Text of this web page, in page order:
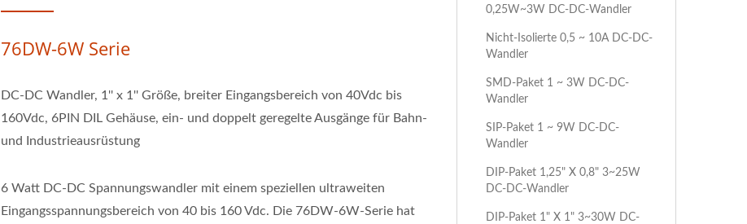
76DW-6W Serie
DC-DC Wandler, 1'' x 1'' Größe, breiter Eingangsbereich von 40Vdc bis
160Vdc, 6PIN DIL Gehäuse, ein- und doppelt geregelte Ausgänge für Bahn-
und Industrieausrüstung
6 Watt DC-DC Spannungswandler mit einem speziellen ultraweiten
Eingangsspannungsbereich von 40 bis 160 Vdc. Die 76DW-6W-Serie hat
0,25W~3W DC-DC-Wandler
Nicht-Isolierte 0,5 ~ 10A DC-DC-
Wandler
SMD-Paket 1 ~ 3W DC-DC-
Wandler
SIP-Paket 1 ~ 9W DC-DC-
Wandler
DIP-Paket 1,25" X 0,8" 3~25W
DC-DC-Wandler
DIP-Paket 1" X 1" 3~30W DC-